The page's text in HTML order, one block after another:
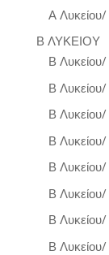
Α
Β ΛΥΚΕΙΟΥ
Β
Β
Β Λυκείου/
Β Λυκείου/
Β
Β
Β
Β